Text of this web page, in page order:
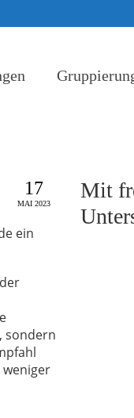
17
MAI 2023
ein
sondern
weniger
Mit